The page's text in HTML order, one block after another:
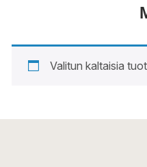
Valitun kaltaisia